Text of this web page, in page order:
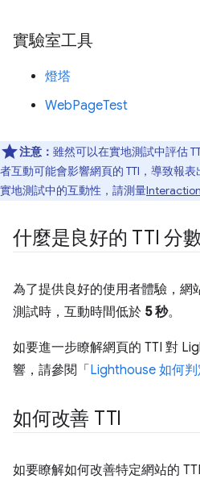
實驗室工具
燈塔
WebPageTest
注意： 雖然可以在實地測試中評估
者互動可能會影響網頁的 TTI，導致報
實地測試中的互動性，請測量
什麼是良好的 TTI 分
為了提供良好的使用者體驗，網
測試時，互動時間低於 5 秒。
如要進一步瞭解網頁的 TTI 對
響，請參閱「Lighthouse 如何判
如何改善 TTI
如要瞭解如何改善特定網站的